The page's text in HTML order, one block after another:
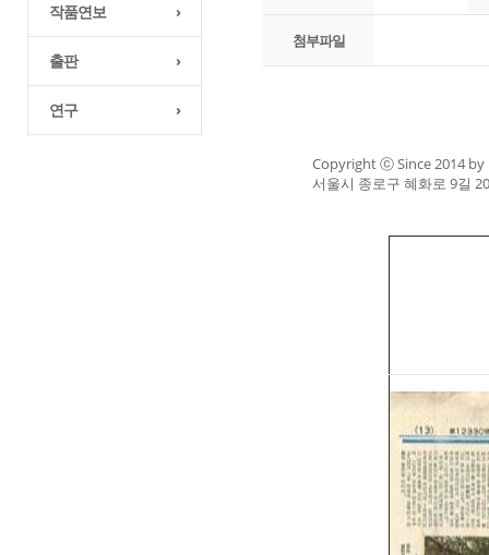
작품연보 ›
출판 ›
연구 ›
첨부파일
Copyright ⓒ Since 2014
서울시 종로구 혜화로 9길